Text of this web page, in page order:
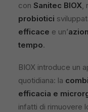
con Sanitec BIOX,
probiotici
efficace e un’
tempo.
BIOX introduce un
quotidiana: la
efficacia e
infatti di rimuovere